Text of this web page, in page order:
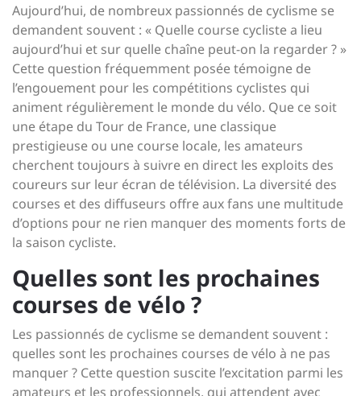
Aujourd’hui, de nombreux passionnés de cyclisme se
demandent souvent : « Quelle course cycliste a lieu
aujourd’hui et sur quelle chaîne peut-on la regarder ? »
Cette question fréquemment posée témoigne de
l’engouement pour les compétitions cyclistes qui
animent régulièrement le monde du vélo. Que ce soit
une étape du Tour de France, une classique
prestigieuse ou une course locale, les amateurs
cherchent toujours à suivre en direct les exploits des
coureurs sur leur écran de télévision. La diversité des
courses et des diffuseurs offre aux fans une multitude
d’options pour ne rien manquer des moments forts de
la saison cycliste.
Quelles sont les prochaines
courses de vélo ?
Les passionnés de cyclisme se demandent souvent :
quelles sont les prochaines courses de vélo à ne pas
manquer ? Cette question suscite l’excitation parmi les
amateurs et les professionnels, qui attendent avec